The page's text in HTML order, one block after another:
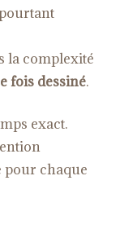
la complexité
fois dessiné.
exact.
pour chaque